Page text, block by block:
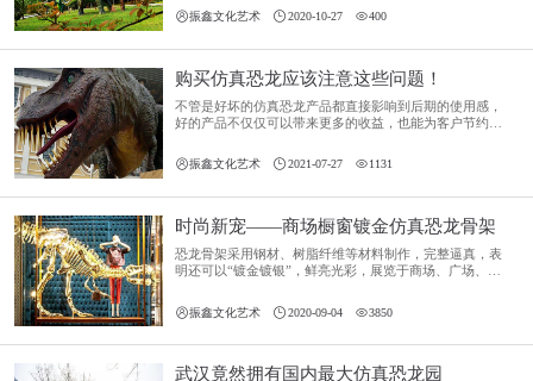
知识。
振鑫文化艺术 2020-10-27 400
购买仿真恐龙应该注意这些问题！
不管是好坏的仿真恐龙产品都直接影响到后期的使用感，
好的产品不仅仅可以带来更多的收益，也能为客户节约后
仿真恐龙时应该注意的问题！
振鑫文化艺术 2021-07-27 1131
时尚新宠——商场橱窗镀金仿真恐龙骨架
恐龙骨架采用钢材、树脂纤维等材料制作，完整逼真，表
明还可以“镀金镀银”，鲜亮光彩，展览于商场、广场、景
振鑫文化艺术 2020-09-04 3850
武汉竟然拥有国内最大仿真恐龙园